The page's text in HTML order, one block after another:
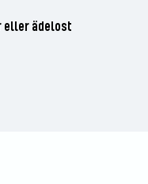
eller ädelost